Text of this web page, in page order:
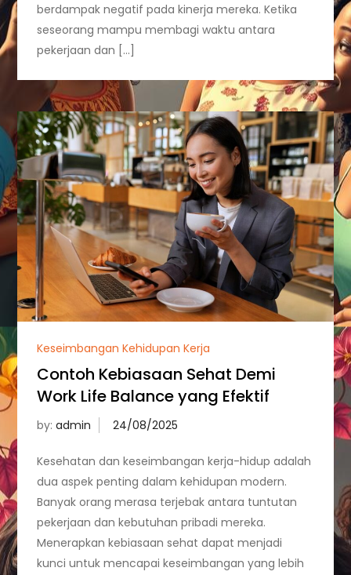
berdampak negatif pada kinerja mereka. Ketika
seseorang mampu membagi waktu antara
pekerjaan dan […]
Keseimbangan Kehidupan Kerja
Contoh Kebiasaan Sehat Demi
Work Life Balance yang Efektif
by:admin
Kesehatan dan keseimbangan kerja-hidup adalah
dua aspek penting dalam kehidupan modern.
Banyak orang merasa terjebak antara tuntutan
pekerjaan dan kebutuhan pribadi mereka.
Menerapkan kebiasaan sehat dapat menjadi
kunci untuk mencapai keseimbangan yang lebih